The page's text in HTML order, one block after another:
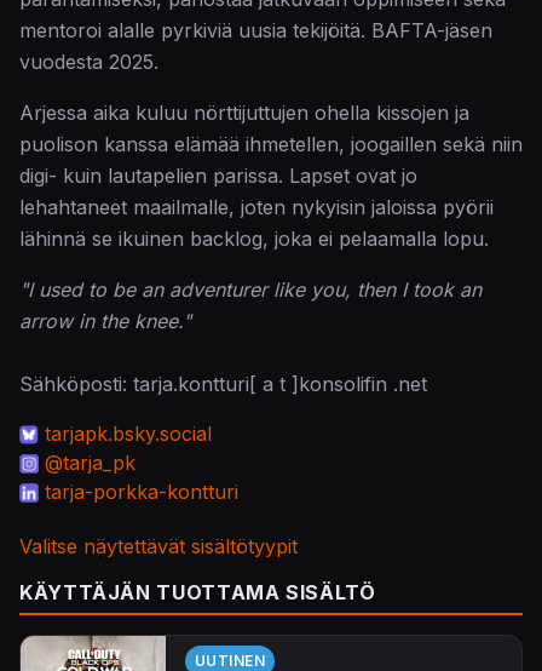
mentoroi alalle pyrkiviä uusia tekijöitä. BAFTA-jäsen
vuodesta 2025.
Arjessa aika kuluu nörttijuttujen ohella kissojen ja
puolison kanssa elämää ihmetellen, joogaillen sekä niin
digi- kuin lautapelien parissa. Lapset ovat jo
lehahtaneet maailmalle, joten nykyisin jaloissa pyörii
lähinnä se ikuinen backlog, joka ei pelaamalla lopu.
"I used to be an adventurer like you, then I took an
arrow in the knee."
Sähköposti: tarja.kontturi[ a t ]konsolifin .net
tarjapk.bsky.social
@tarja_pk
tarja-porkka-kontturi
Valitse näytettävät sisältötyypit
KÄYTTÄJÄN TUOTTAMA SISÄLTÖ
UUTINEN